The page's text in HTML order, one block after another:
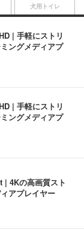
| 手軽にストリ
ングメディアプ
| 手軽にストリ
ングメディアプ
4Kの高画質スト
アプレイヤー
犬用トイレ